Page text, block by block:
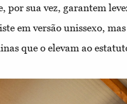
por sua vez, garantem
em versão unissexo,
que o elevam ao